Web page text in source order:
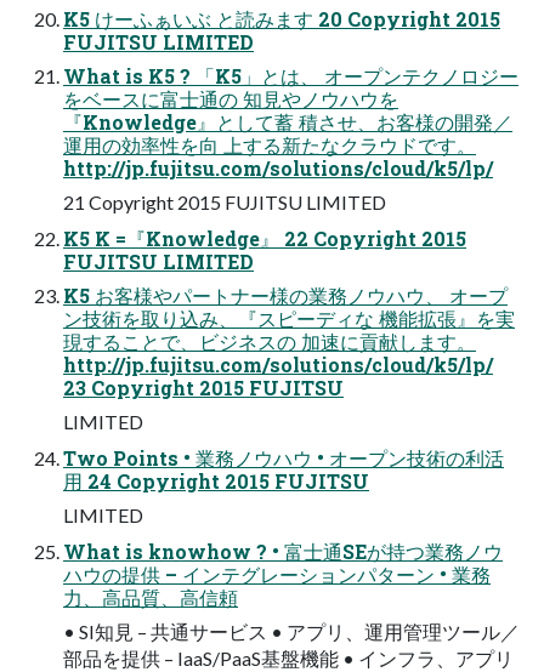
K5 けーふぁいぶ と読みます 20 Copyright 2015
FUJITSU LIMITED
What is K5 ? 「K5」とは、 オープンテクノロジー
をベースに富士通の 知見やノウハウを
『Knowledge』として蓄 積させ、お客様の開発／
運用の効率性を向 上する新たなクラウドです。
http://jp.fujitsu.com/solutions/cloud/k5/lp/
21 Copyright 2015 FUJITSU LIMITED
K5 K =『Knowledge』 22 Copyright 2015
FUJITSU LIMITED
K5 お客様やパートナー様の業務ノウハウ、 オープ
ン技術を取り込み、『スピーディな 機能拡張』を実
現することで、ビジネスの 加速に貢献します。
http://jp.fujitsu.com/solutions/cloud/k5/lp/
23 Copyright 2015 FUJITSU
LIMITED
Two Points • 業務ノウハウ • オープン技術の利活
用 24 Copyright 2015 FUJITSU
LIMITED
What is knowhow ? • 富士通SEが持つ業務ノウ
ハウの提供 – インテグレーションパターン • 業務
力、高品質、高信頼
• SI知見 – 共通サービス • アプリ、運用管理ツール／
部品を提供 – IaaS/PaaS基盤機能 • インフラ、アプリ